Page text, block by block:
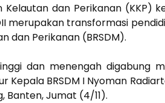
Kelautan dan Perikanan
merupakan transformasi
dan Perikanan (BRSDM).
dan menengah digabung
Kepala BRSDM I Nyoman
Banten, Jumat (4/11).